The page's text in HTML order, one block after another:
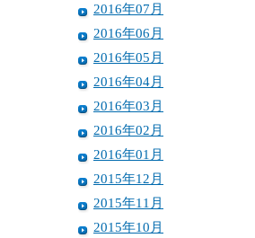
2016年07月
2016年06月
2016年05月
2016年04月
2016年03月
2016年02月
2016年01月
2015年12月
2015年11月
2015年10月